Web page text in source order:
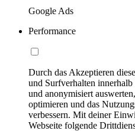
Google Ads
Performance
Durch das Akzeptieren
und Surfverhalten
und anonymisiert
optimieren und das
verbessern. Mit deiner
Webseite folgende